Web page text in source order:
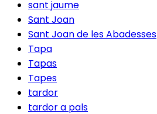
sant jaume
Sant Joan
Sant Joan de les Abadesses
Tapa
Tapas
Tapes
tardor
tardor a pals